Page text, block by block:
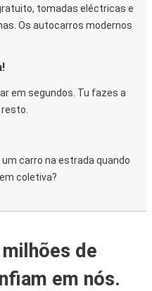
tomadas eléctricas e
Os autocarros modernos
em segundos. Tu fazes a
carro na estrada quando
coletiva?
de
em nós.